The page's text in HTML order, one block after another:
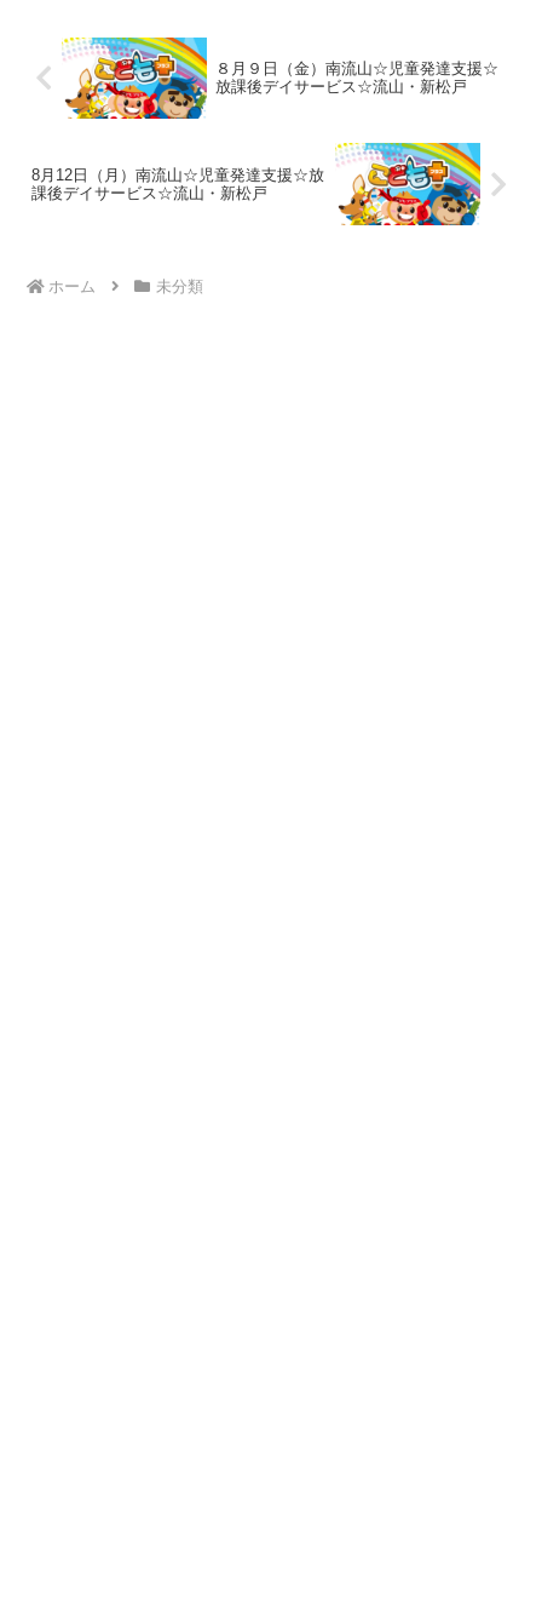
８月９日（金）南流山☆児童発達支援☆
放課後デイサービス☆流山・新松戸
8月12日（月）南流山☆児童発達支援☆放
課後デイサービス☆流山・新松戸
ホーム 未分類